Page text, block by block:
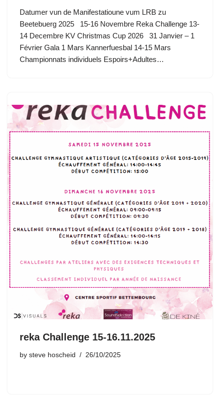
Datumer vun de Manifestatioune vum LRB zu
Beetebuerg 2025 15-16 Novembre Reka Challenge 13-
14 Decembre KV Christmas Cup 2026 31 Janvier – 1
Février Gala 1 Mars Kannerfuesbal 14-15 Mars
Championnats individuels Espoirs+Adultes…
reka Challenge 15-16.11.2025
by steve hoscheid 26/10/2025